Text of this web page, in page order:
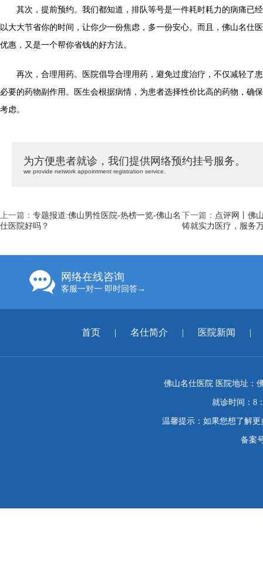
其次，提前预约。我们都知道，排队等号是一件耗时耗力的病痛已
以大大节省你的时间，让你少一份焦虑，多一份安心。而且，佛山名仕
优惠，又是一个帮你省钱的好方法。
再次，合理用药。医院倡导合理用药，避免过度治疗，不仅减轻了
必要的药物副作用。医生会根据病情，为患者选择性价比高的药物，确
考虑。
为方便患者就诊，我们提供网络预约挂号服务。
we provide network appointment registration service.
上一篇： 专题报道:佛山男性医院-热榜一览-佛山名
仕医院好吗？
下一篇： 点评网丨佛
铸就实力医疗，服务
网络在线咨询
客服一对一 即时回答→
首页 | 名仕简介 | 医院新闻 |
佛山名仕医院 医院地址：
就诊时间：8
温馨提示：如果您想了解
备案